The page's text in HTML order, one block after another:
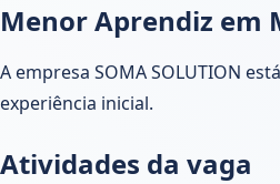
Menor Aprendiz em
A empresa SOMA SOLUTION
experiência inicial.
Atividades da vaga